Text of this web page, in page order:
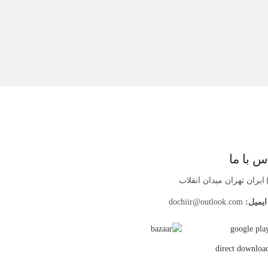
با ما
ایران تهران میدان انقلاب
ایمیل: dochiir@outlook.com